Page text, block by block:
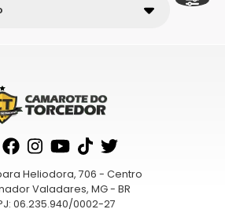
Heliodora, 706 - Centro
Valadares, MG - BR
06.235.940/0002-27